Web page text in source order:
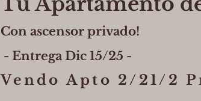
Con ascensor privado!
- Entrega Dic 15/25 -
Vendo Apto 2/21/2